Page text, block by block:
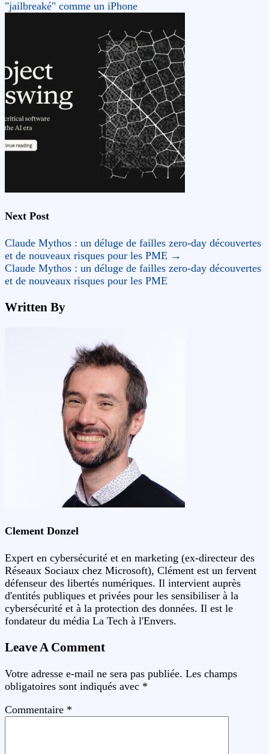
"jailbreaké" comme un iPhone
Next Post
Claude Mythos : un déluge de failles zero-day découvertes
et de nouveaux risques pour les PME →
Claude Mythos : un déluge de failles zero-day découvertes
et de nouveaux risques pour les PME
Written By
Clement Donzel
Expert en cybersécurité et en marketing (ex-directeur des
Réseaux Sociaux chez Microsoft), Clément est un fervent
défenseur des libertés numériques. Il intervient auprès
d'entités publiques et privées pour les sensibiliser à la
cybersécurité et à la protection des données. Il est le
fondateur du média La Tech à l'Envers.
Leave A Comment
Votre adresse e-mail ne sera pas publiée. Les champs
obligatoires sont indiqués avec *
Commentaire *